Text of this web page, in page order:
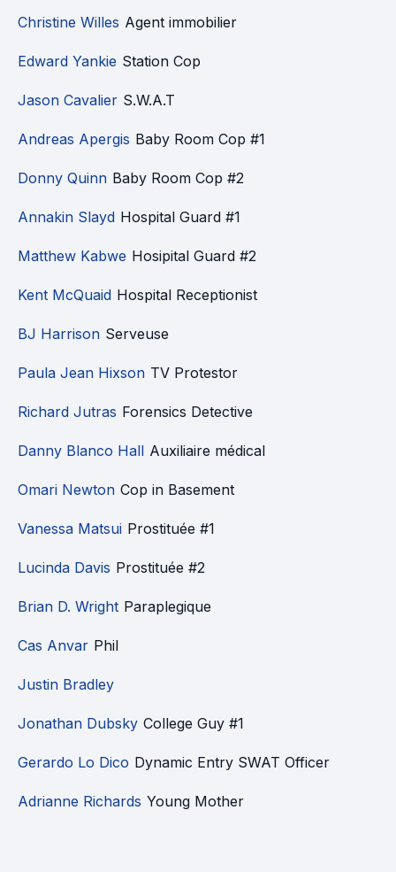
Christine Willes Agent immobilier
Edward Yankie Station Cop
Jason Cavalier S.W.A.T
Andreas Apergis Baby Room Cop #1
Donny Quinn Baby Room Cop #2
Annakin Slayd Hospital Guard #1
Matthew Kabwe Hosipital Guard #2
Kent McQuaid Hospital Receptionist
BJ Harrison Serveuse
Paula Jean Hixson TV Protestor
Richard Jutras Forensics Detective
Danny Blanco Hall Auxiliaire médical
Omari Newton Cop in Basement
Vanessa Matsui Prostituée #1
Lucinda Davis Prostituée #2
Brian D. Wright Paraplegique
Cas Anvar Phil
Justin Bradley
Jonathan Dubsky College Guy #1
Gerardo Lo Dico Dynamic Entry SWAT Officer
Adrianne Richards Young Mother